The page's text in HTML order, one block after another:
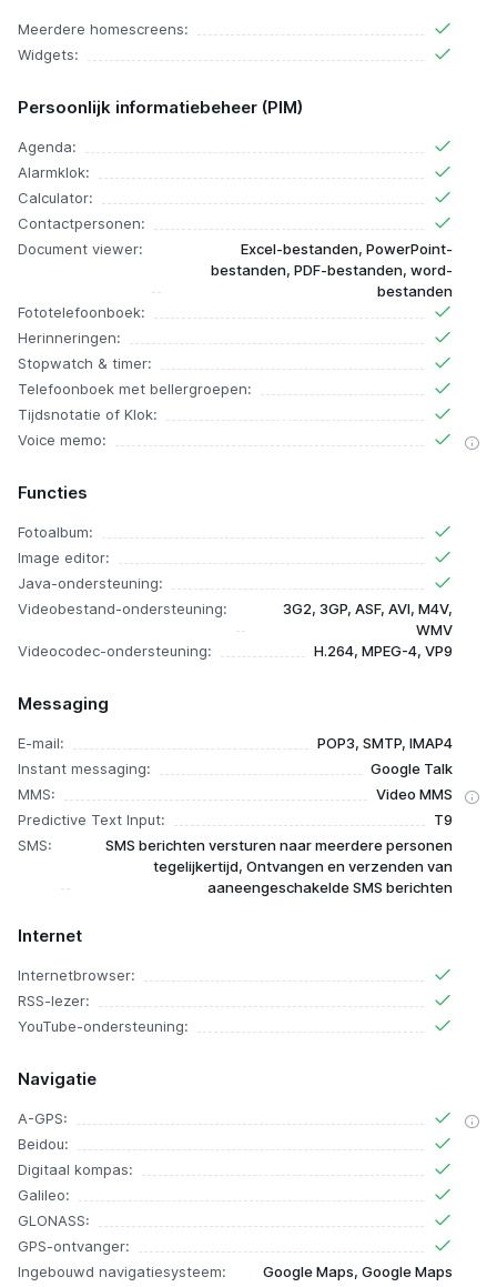
Meerdere homescreens:
Widgets:
Persoonlijk informatiebeheer (PIM)
Agenda:
Alarmklok:
Calculator:
Contactpersonen:
Document viewer:
Excel-bestanden, PowerPoint-
bestanden, PDF-bestanden, word-
bestanden
Fototelefoonboek:
Herinneringen:
Stopwatch & timer:
Telefoonboek met bellergroepen:
Tijdsnotatie of Klok:
Voice memo:
Functies
Fotoalbum:
Image editor:
Java-ondersteuning:
Videobestand-ondersteuning:
3G2, 3GP, ASF, AVI, M4V,
WMV
Videocodec-ondersteuning:
H.264, MPEG-4, VP9
Messaging
E-mail:
POP3, SMTP, IMAP4
Instant messaging:
Google Talk
MMS:
Video MMS
Predictive Text Input:
T9
SMS:
SMS berichten versturen naar meerdere personen
tegelijkertijd, Ontvangen en verzenden van
aaneengeschakelde SMS berichten
Internet
Internetbrowser:
RSS-lezer:
YouTube-ondersteuning:
Navigatie
A-GPS:
Beidou:
Digitaal kompas:
Galileo:
GLONASS:
GPS-ontvanger:
Ingebouwd navigatiesysteem:
Google Maps, Google Maps